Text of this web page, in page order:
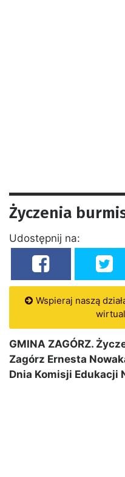
Życzenia
Udostępnij na:
Wspieraj naszą
GMINA ZAGÓRZ.
Zagórz Ernesta
Dnia Komisji Edukacji